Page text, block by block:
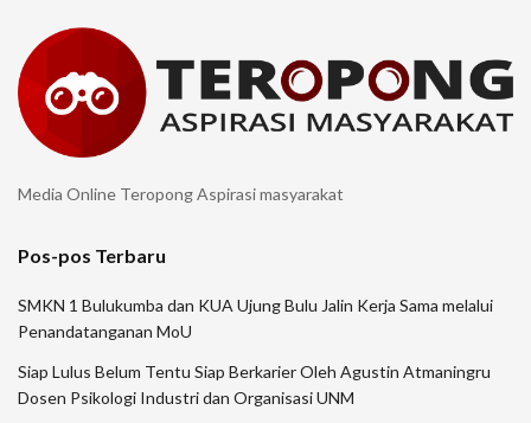
Media Online Teropong Aspirasi masyarakat
Pos-pos Terbaru
SMKN 1 Bulukumba dan KUA Ujung Bulu Jalin Kerja Sama melalui
Penandatanganan MoU
Siap Lulus Belum Tentu Siap Berkarier Oleh Agustin Atmaningru
Dosen Psikologi Industri dan Organisasi UNM